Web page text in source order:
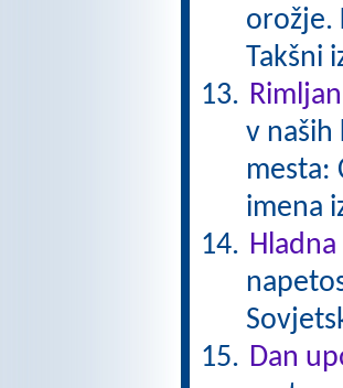
orožje.
Takšni
v naših
mesta:
imena
Dan